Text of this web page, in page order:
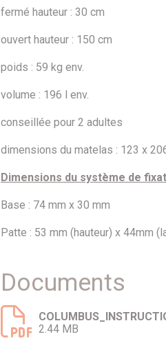
fermé hauteur : 30 cm
ouvert hauteur : 150 cm
poids : 59 kg env.
volume : 196 l env.
conseillée pour 2 adultes
dimensions du matelas : 123 x
Dimensions du système de
Base : 74 mm x 30 mm
Patte : 53 mm (hauteur) x 44mm
Documents
2.44 MB